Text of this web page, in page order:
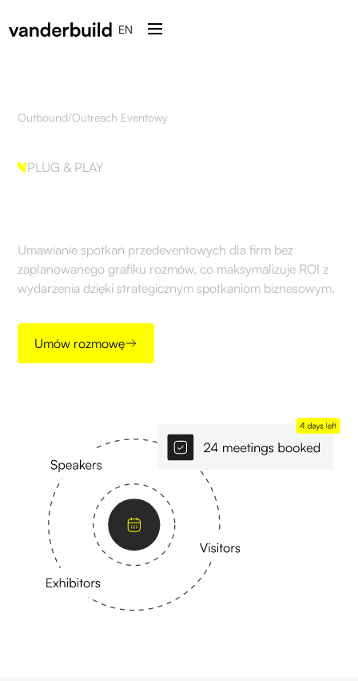
EN
Outbound/Outreach Eventowy
PLUG & PLAY
Umawianie spotkań przedeventowych dla firm bez
zaplanowanego grafiku rozmów, co maksymalizuje ROI z
wydarzenia dzięki strategicznym spotkaniom biznesowym.
Umów rozmowę